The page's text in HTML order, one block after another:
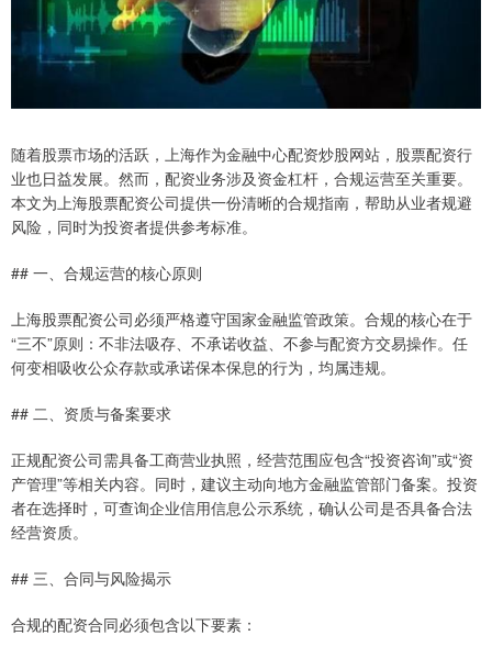
随着股票市场的活跃，上海作为金融中心配资炒股网站，股票配资行
业也日益发展。然而，配资业务涉及资金杠杆，合规运营至关重要。
本文为上海股票配资公司提供一份清晰的合规指南，帮助从业者规避
风险，同时为投资者提供参考标准。
## 一、合规运营的核心原则
上海股票配资公司必须严格遵守国家金融监管政策。合规的核心在于
“三不”原则：不非法吸存、不承诺收益、不参与配资方交易操作。任
何变相吸收公众存款或承诺保本保息的行为，均属违规。
## 二、资质与备案要求
正规配资公司需具备工商营业执照，经营范围应包含“投资咨询”或“资
产管理”等相关内容。同时，建议主动向地方金融监管部门备案。投资
者在选择时，可查询企业信用信息公示系统，确认公司是否具备合法
经营资质。
## 三、合同与风险揭示
合规的配资合同必须包含以下要素：